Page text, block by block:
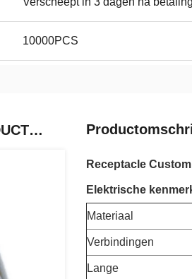
10000PCS
VERWANTE PRODUCTEN
Receptacle
Elektrische
Materiaal
Verbindingen
Lange